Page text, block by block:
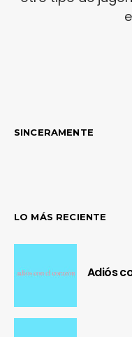
SINCERAMENTE
LO MÁS RECIENTE
Adiós